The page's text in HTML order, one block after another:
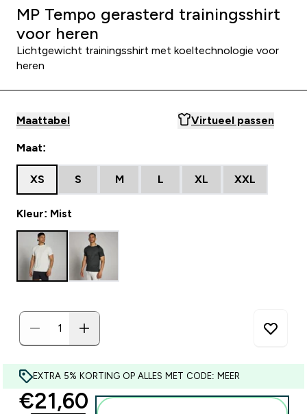
MP Tempo gerasterd trainingsshirt
voor heren
Lichtgewicht trainingsshirt met koeltechnologie voor
heren
Maattabel Virtueel passen
Maat:
XS S M L XL XXL
Kleur: Mist
EXTRA 5% KORTING OP ALLES MET CODE: MEER
discounted price
€21,60‎